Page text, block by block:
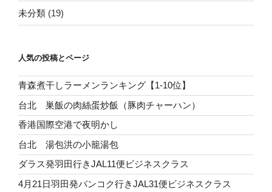
未分類 (19)
人気の投稿とページ
青森煮干しラーメンランキング【1-10位】
台北 巣飯の肉絲蛋炒飯（豚肉チャーハン）
香港国際空港で夜明かし
台北 湯包洪の小籠湯包
ダラス発羽田行きJAL11便ビジネスクラス
4月21日羽田発バンコク行きJAL31便ビジネスクラス